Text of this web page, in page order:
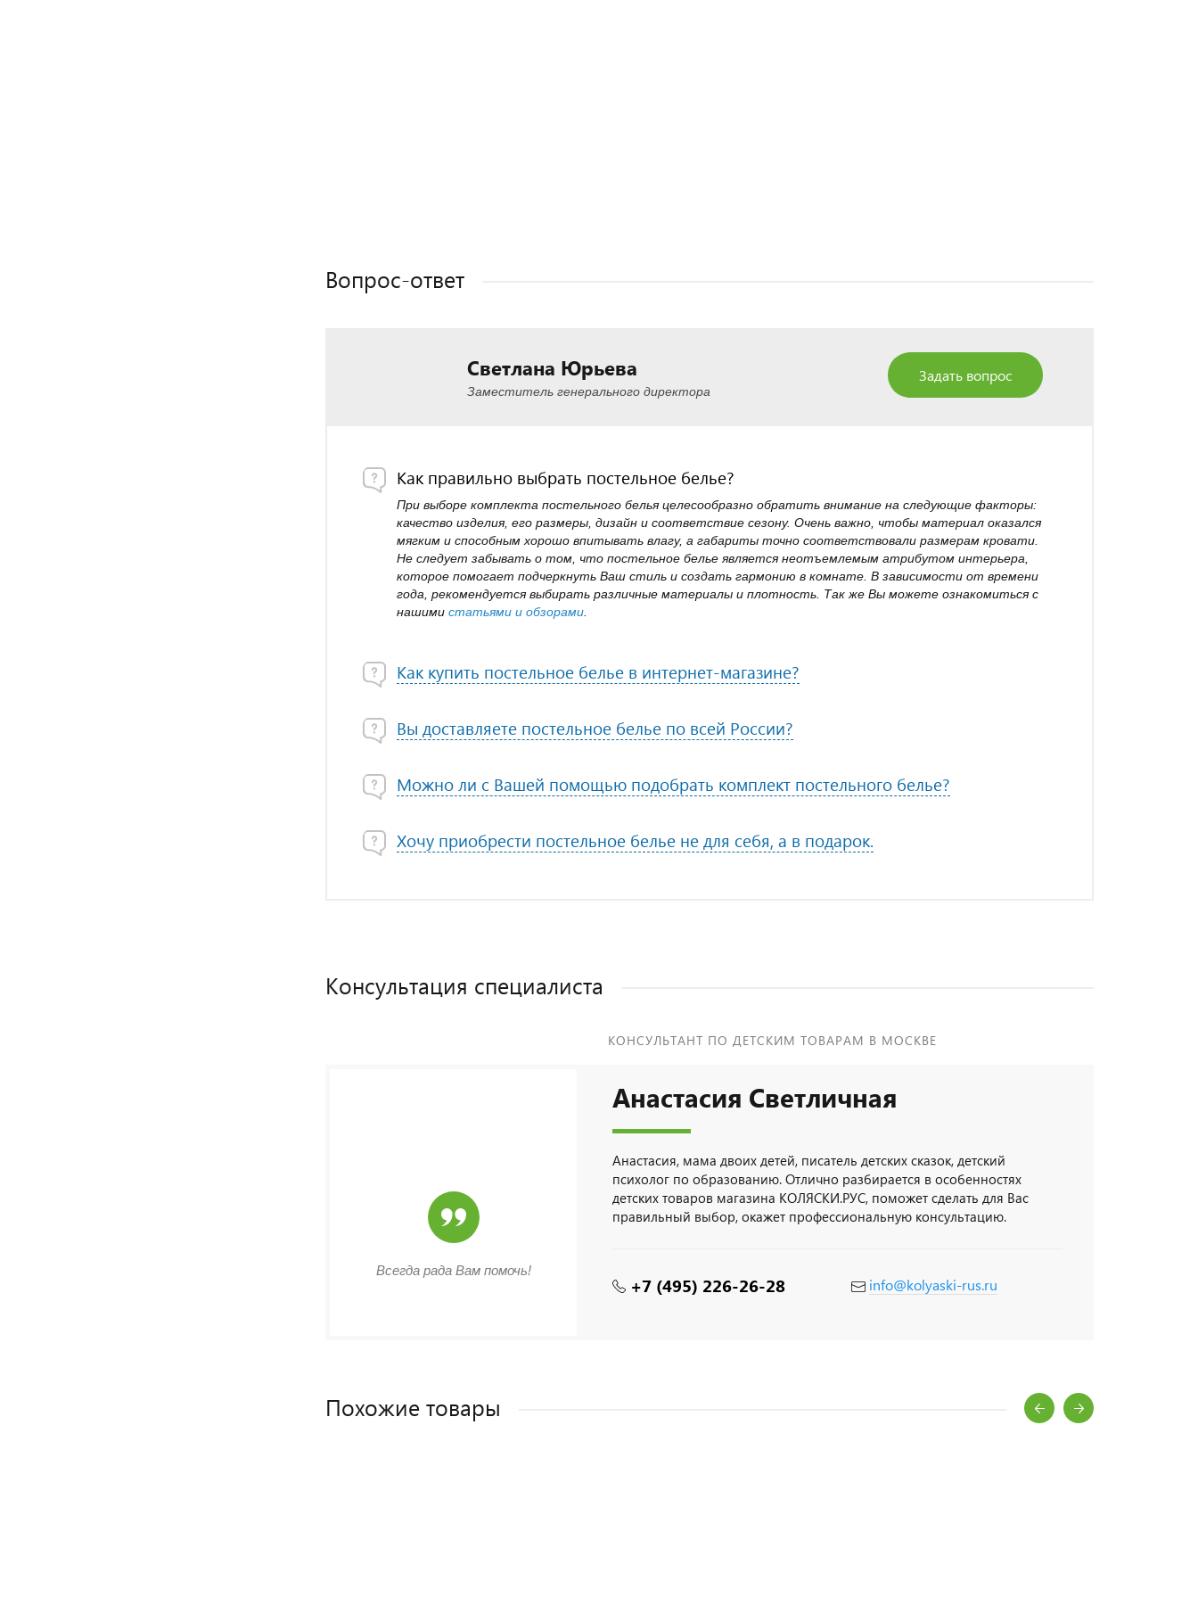
Вопрос-ответ
Светлана Юрьева
Заместитель генерального директора
Задать вопрос
Как правильно выбрать постельное белье?
При выборе комплекта постельного белья целесообразно обратить внимание на следующие факторы:
качество изделия, его размеры, дизайн и соответствие сезону. Очень важно, чтобы материал оказался
мягким и способным хорошо впитывать влагу, а габариты точно соответствовали размерам кровати.
Не следует забывать о том, что постельное белье является неотъемлемым атрибутом интерьера,
которое помогает подчеркнуть Ваш стиль и создать гармонию в комнате. В зависимости от времени
года, рекомендуется выбирать различные материалы и плотность. Так же Вы можете ознакомиться с
нашими статьями и обзорами
Как купить постельное белье в интернет-магазине?
Вы доставляете постельное белье по всей России?
Можно ли с Вашей помощью подобрать комплект постельного белье?
Хочу приобрести постельное белье не для себя, а в подарок.
Консультация специалиста
КОНСУЛЬТАНТ ПО ДЕТСКИМ ТОВАРАМ В МОСКВЕ
Анастасия Светличная
Анастасия, мама двоих детей, писатель детских сказок, детский
психолог по образованию. Отлично разбирается в особенностях
детских товаров магазина КОЛЯСКИ.РУС, поможет сделать для Вас
правильный выбор, окажет профессиональную консультацию.
+7 (495) 226-26-28 info@kolyaski-rus.ru
Всегда рада Вам помочь!
Похожие товары